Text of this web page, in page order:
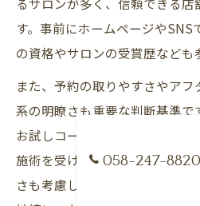
す。事前にホームページやSNS
の資格やサロンの受賞歴なども
また、予約の取りやすさやアフ
系の明瞭さも重要な判断基準で
お試しコースがあるサロンは
施術を受けられます。自分のラ
さも考慮し、長く通えるサロン
058-247-8820